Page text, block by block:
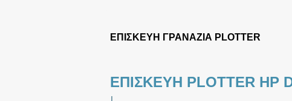
ΕΠΙΣΚΕΥΗ ΓΡΑΝΑΖΙΑ PLOTTER
ΕΠΙΣΚΕΥΗ PLOTTER HP